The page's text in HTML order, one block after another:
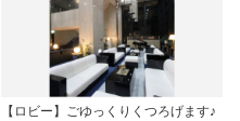
【ロビー】ごゆっくりくつろげます♪